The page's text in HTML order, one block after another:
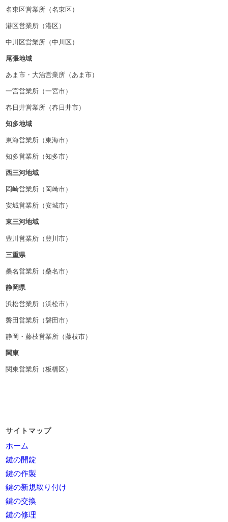
名東区営業所（名東区）
港区営業所（港区）
中川区営業所（中川区）
尾張地域
あま市・大治営業所（あま市）
一宮営業所（一宮市）
春日井営業所（春日井市）
知多地域
東海営業所（東海市）
知多営業所（知多市）
西三河地域
岡崎営業所（岡崎市）
安城営業所（安城市）
東三河地域
豊川営業所（豊川市）
三重県
桑名営業所（桑名市）
静岡県
浜松営業所（浜松市）
磐田営業所（磐田市）
静岡・藤枝営業所（藤枝市）
関東
関東営業所（板橋区）
サイトマップ
ホーム
鍵の開錠
鍵の作製
鍵の新規取り付け
鍵の交換
鍵の修理